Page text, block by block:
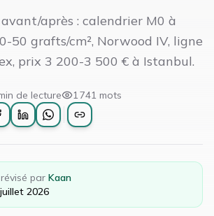
après : calendrier M0 à
50 grafts/cm², Norwood IV, ligne
prix 3 200-3 500 € à Istanbul.
de lecture 1 741 mots
par Kaan
2026